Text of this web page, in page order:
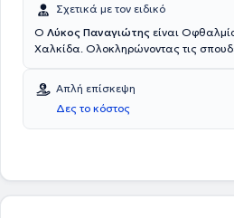
Σχετικά με τον ειδικό
Ο Λύκος Παναγιώτης είναι
Χαλκίδα. Ολοκληρώνοντας τις
Οφθαλμολογική κλινική του Γ.Ν.Α. "Γ.
και έχει διατελέσει Επιμελητής Β'
Απλή επίσκεψη
Δες το κόστος